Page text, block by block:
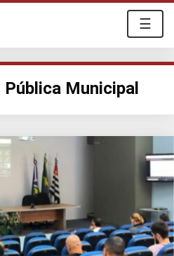
☰
Pública Municipal